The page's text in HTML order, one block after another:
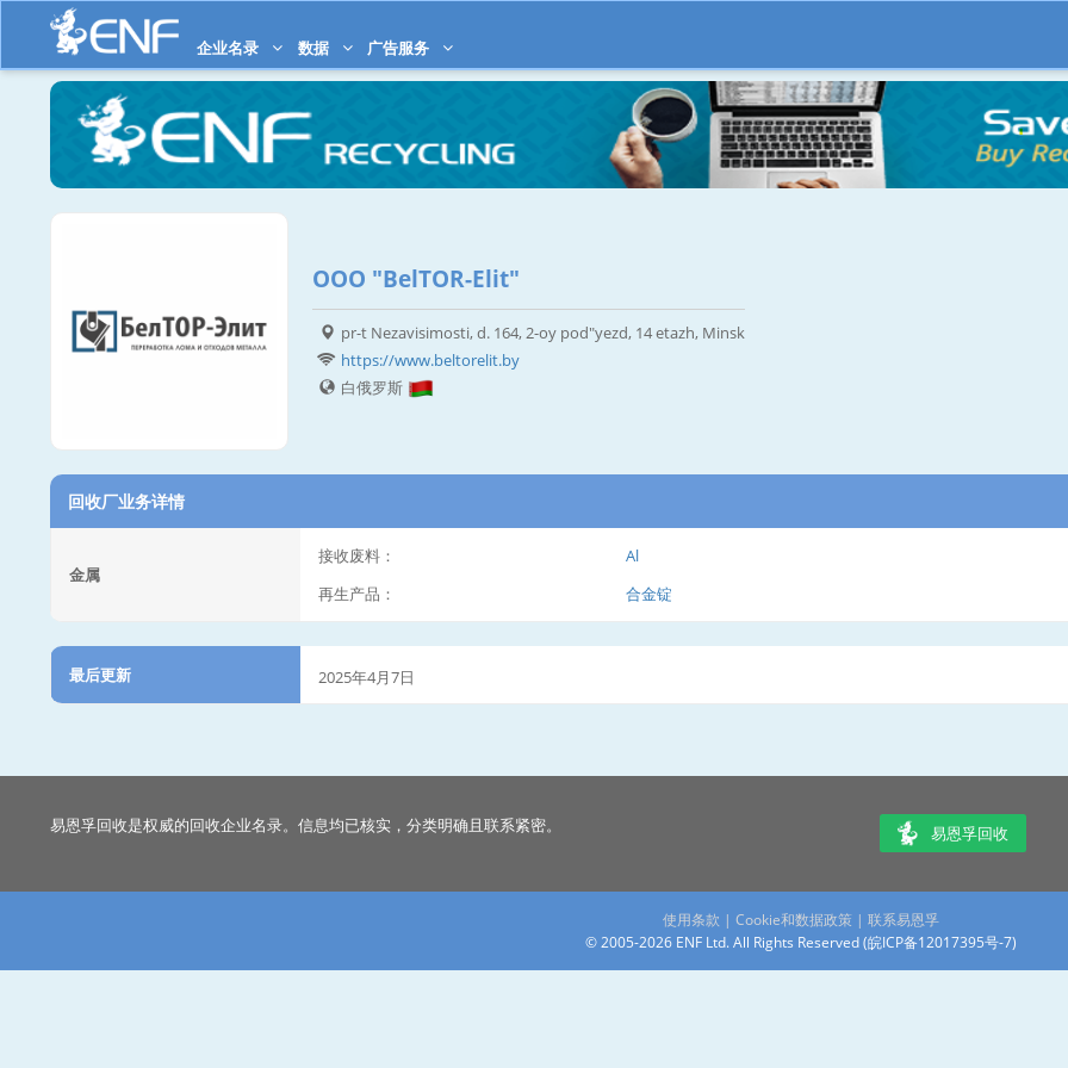
企业名录 数据 广告服务
OOO "BelTOR-Elit"
pr-t Nezavisimosti, d. 164, 2-oy pod"yezd, 14 etazh, Minsk
https://www.beltorelit.by
白俄罗斯
回收厂业务详情
金属
接收废料：
Al
再生产品：
合金锭
最后更新 2025年4月7日
易恩孚回收是权威的回收企业名录。信息均已核实，分类明确且联系紧密。 易恩孚回收
使用条款 | Cookie和数据政策 | 联系易恩孚
© 2005-2026 ENF Ltd. All Rights Reserved (皖ICP备12017395号-7)